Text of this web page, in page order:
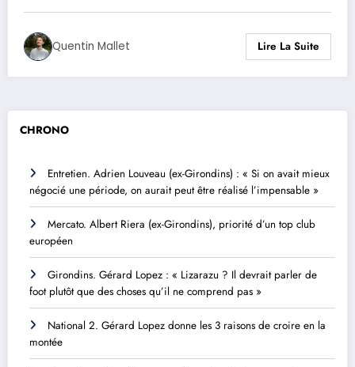
Quentin Mallet Lire La Suite
CHRONO
Entretien. Adrien Louveau (ex-Girondins) : « Si on avait mieux
négocié une période, on aurait peut être réalisé l’impensable »
Mercato. Albert Riera (ex-Girondins), priorité d’un top club
européen
Girondins. Gérard Lopez : « Lizarazu ? Il devrait parler de
foot plutôt que des choses qu’il ne comprend pas »
National 2. Gérard Lopez donne les 3 raisons de croire en la
montée